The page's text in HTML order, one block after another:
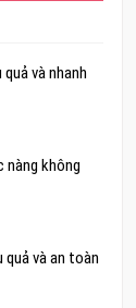
và nhanh
nàng không
và an toàn